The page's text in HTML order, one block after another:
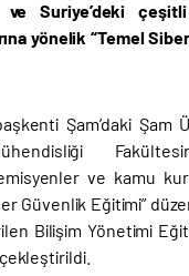
ve Suriye’deki
yönelik “Temel
Şam’daki Şam
ve kamu
Güvenlik Eğitimi”
Bilişim Yönetimi